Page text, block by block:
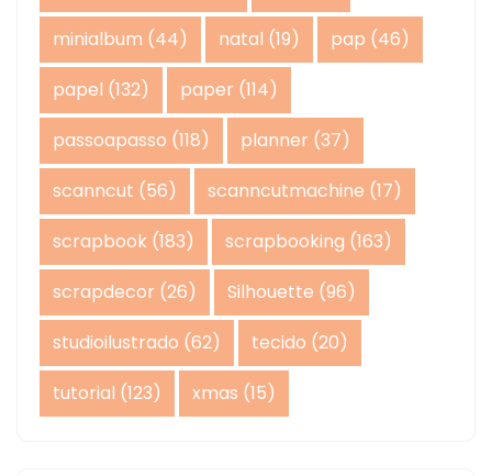
minialbum (44) natal (19) pap (46)
papel (132) paper (114)
passoapasso (118) planner (37)
scanncut (56) scanncutmachine (17)
scrapbook (183) scrapbooking (163)
scrapdecor (26) Silhouette (96)
studioilustrado (62) tecido (20)
tutorial (123) xmas (15)